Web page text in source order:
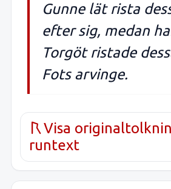
Gunne lät rista
efter sig, medan
Torgöt ristade
Fots arvinge.
Visa
runtext